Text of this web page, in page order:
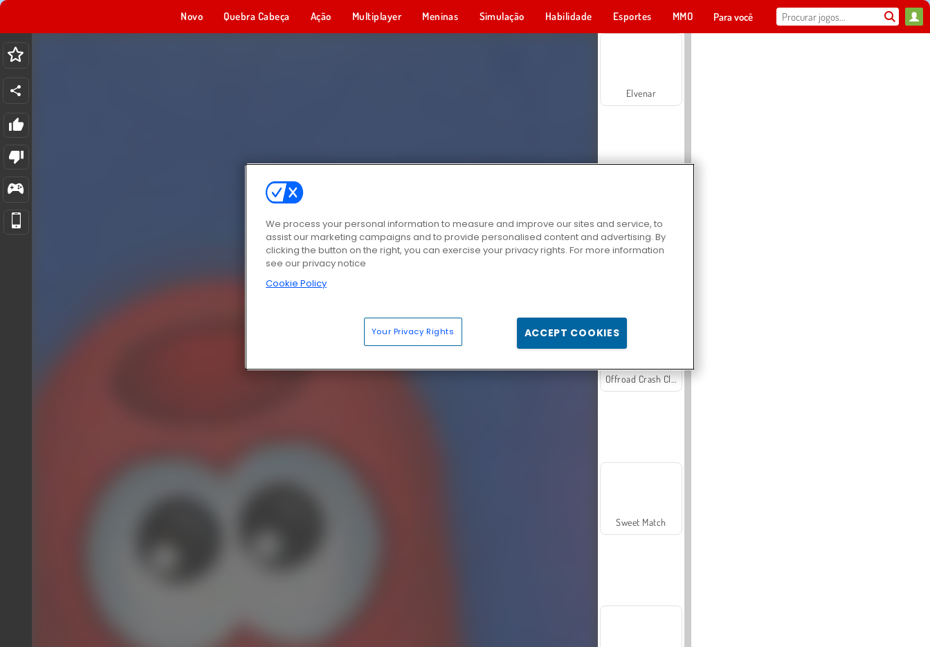
Novo Quebra Cabeça Ação Multiplayer Meninas Simulação Habilidade Esportes MMO Para você
Elvenar
Offroad Crash Climber 4X4
Sweet Match
We process your personal information to measure and improve our sites and service, to
assist our marketing campaigns and to provide personalised content and advertising. By
clicking the button on the right, you can exercise your privacy rights. For more information
see our privacy notice
Cookie Policy
Your Privacy Rights ACCEPT COOKIES